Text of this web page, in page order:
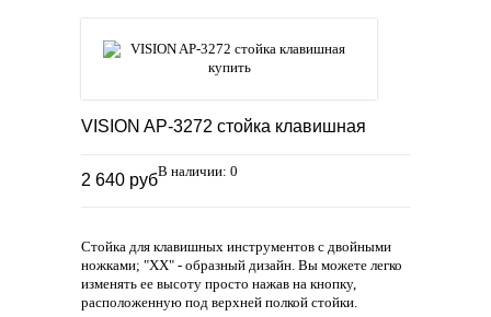
VISION AP-3272 стойка клавишная
2 640 рубВ наличии: 0
Стойка для клавишных инструментов с двойными
ножками; "ХX" - образный дизайн. Вы можете легко
изменять ее высоту просто нажав на кнопку,
расположенную под верхней полкой стойки.